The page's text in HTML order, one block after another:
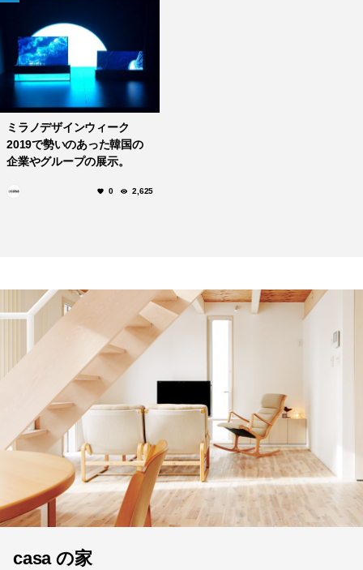
ミラノデザインウィーク
2019で勢いのあった韓国の
企業やグループの展示。
0 2,625
casa の家